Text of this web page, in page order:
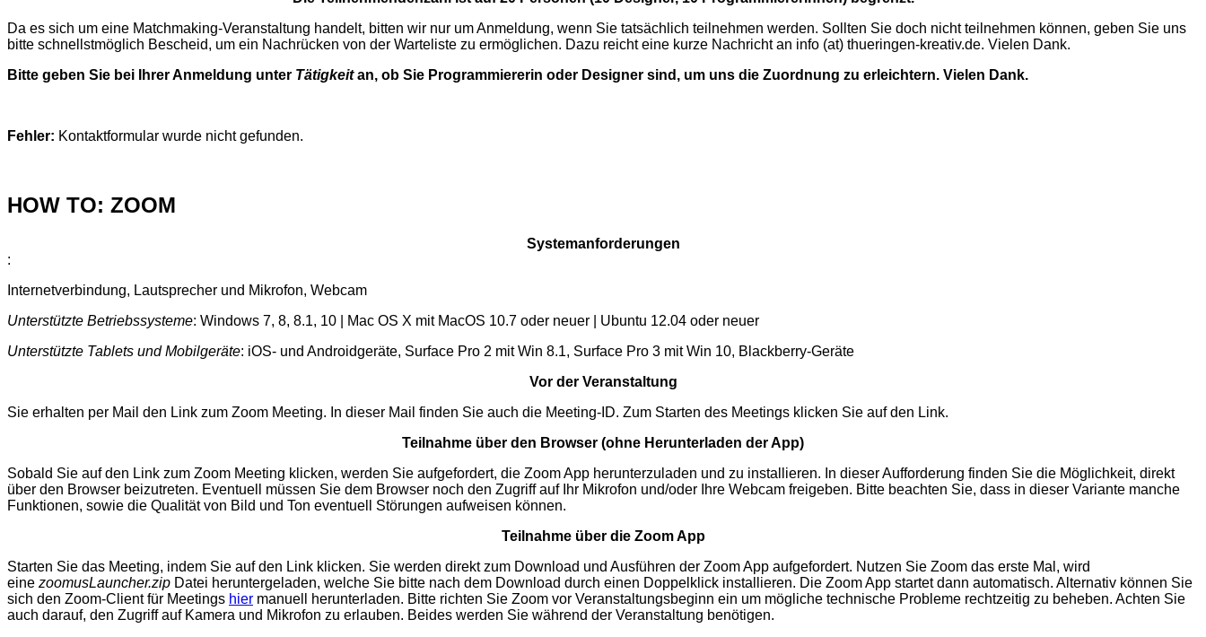
Da es sich um eine Matchmaking-Veranstaltung handelt, bitten wir nur um Anmeldung, wenn Sie tatsächlich teilnehmen werden. Sollten Sie doch nicht teilnehmen können, geben Sie uns
bitte schnellstmöglich Bescheid, um ein Nachrücken von der Warteliste zu ermöglichen. Dazu reicht eine kurze Nachricht an info (at) thueringen-kreativ.de. Vielen Dank.
Bitte geben Sie bei Ihrer Anmeldung unter Tätigkeitan, ob Sie Programmiererin oder Designer sind, um uns die Zuordnung zu erleichtern. Vielen Dank.
Fehler: Kontaktformular wurde nicht gefunden.
HOW TO: ZOOM
Systemanforderungen
:
Internetverbindung, Lautsprecher und Mikrofon, Webcam
Unterstützte Betriebssysteme: Windows 7, 8, 8.1, 10 | Mac OS X mit MacOS 10.7 oder neuer | Ubuntu 12.04 oder neuer
Unterstützte Tablets und Mobilgeräte: iOS- und Androidgeräte, Surface Pro 2 mit Win 8.1, Surface Pro 3 mit Win 10, Blackberry-Geräte
Vor der Veranstaltung
Sie erhalten per Mail den Link zum Zoom Meeting. In dieser Mail finden Sie auch die Meeting-ID. Zum Starten des Meetings klicken Sie auf den Link.
Teilnahme über den Browser (ohne Herunterladen der App)
Sobald Sie auf den Link zum Zoom Meeting klicken, werden Sie aufgefordert, die Zoom App herunterzuladen und zu installieren. In dieser Aufforderung finden Sie die Möglichkeit, direkt
über den Browser beizutreten. Eventuell müssen Sie dem Browser noch den Zugriff auf Ihr Mikrofon und/oder Ihre Webcam freigeben. Bitte beachten Sie, dass in dieser Variante manche
Funktionen, sowie die Qualität von Bild und Ton eventuell Störungen aufweisen können.
Teilnahme über die Zoom App
Starten Sie das Meeting, indem Sie auf den Link klicken. Sie werden direkt zum Download und Ausführen der Zoom App aufgefordert. Nutzen Sie Zoom das erste Mal, wird
eine zoomusLauncher.zip Datei heruntergeladen, welche Sie bitte nach dem Download durch einen Doppelklick installieren. Die Zoom App startet dann automatisch. Alternativ können Sie
sich den Zoom-Client für Meetings hier manuell herunterladen. Bitte richten Sie Zoom vor Veranstaltungsbeginn ein um mögliche technische Probleme rechtzeitig zu beheben. Achten Sie
auch darauf, den Zugriff auf Kamera und Mikrofon zu erlauben. Beides werden Sie während der Veranstaltung benötigen.